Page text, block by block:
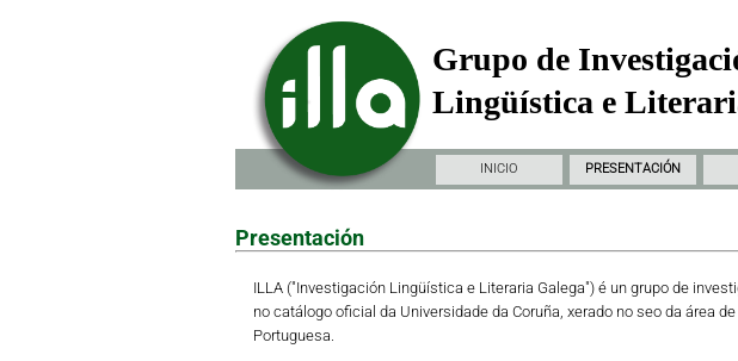
Grupo de
Lingüística e
INICIO PRESENTACIÓN
Presentación
ILLA ("Investigación Lingüística e Literaria Galega") é un grupo de
no catálogo oficial da Universidade da Coruña, xerado no seo da área
Portuguesa.